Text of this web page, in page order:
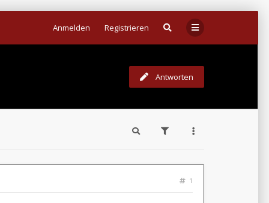
Anmelden Registrieren
Antworten
1